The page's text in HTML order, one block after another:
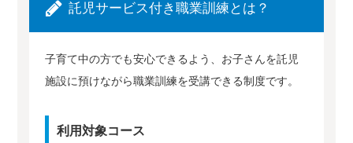
託児サービス付き職業訓練とは？
子育て中の方でも安心できるよう、お子さんを託児
施設に預けながら職業訓練を受講できる制度です。
利用対象コース